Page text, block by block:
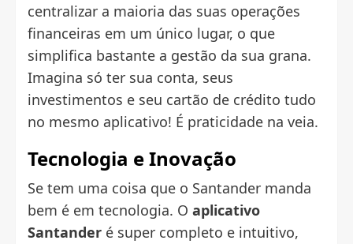
centralizar a maioria das suas operações
financeiras em um único lugar, o que
simplifica bastante a gestão da sua grana.
Imagina só ter sua conta, seus
investimentos e seu cartão de crédito tudo
no mesmo aplicativo! É praticidade na veia.
Tecnologia e Inovação
Se tem uma coisa que o Santander manda
bem é em tecnologia. O aplicativo
Santander é super completo e intuitivo,